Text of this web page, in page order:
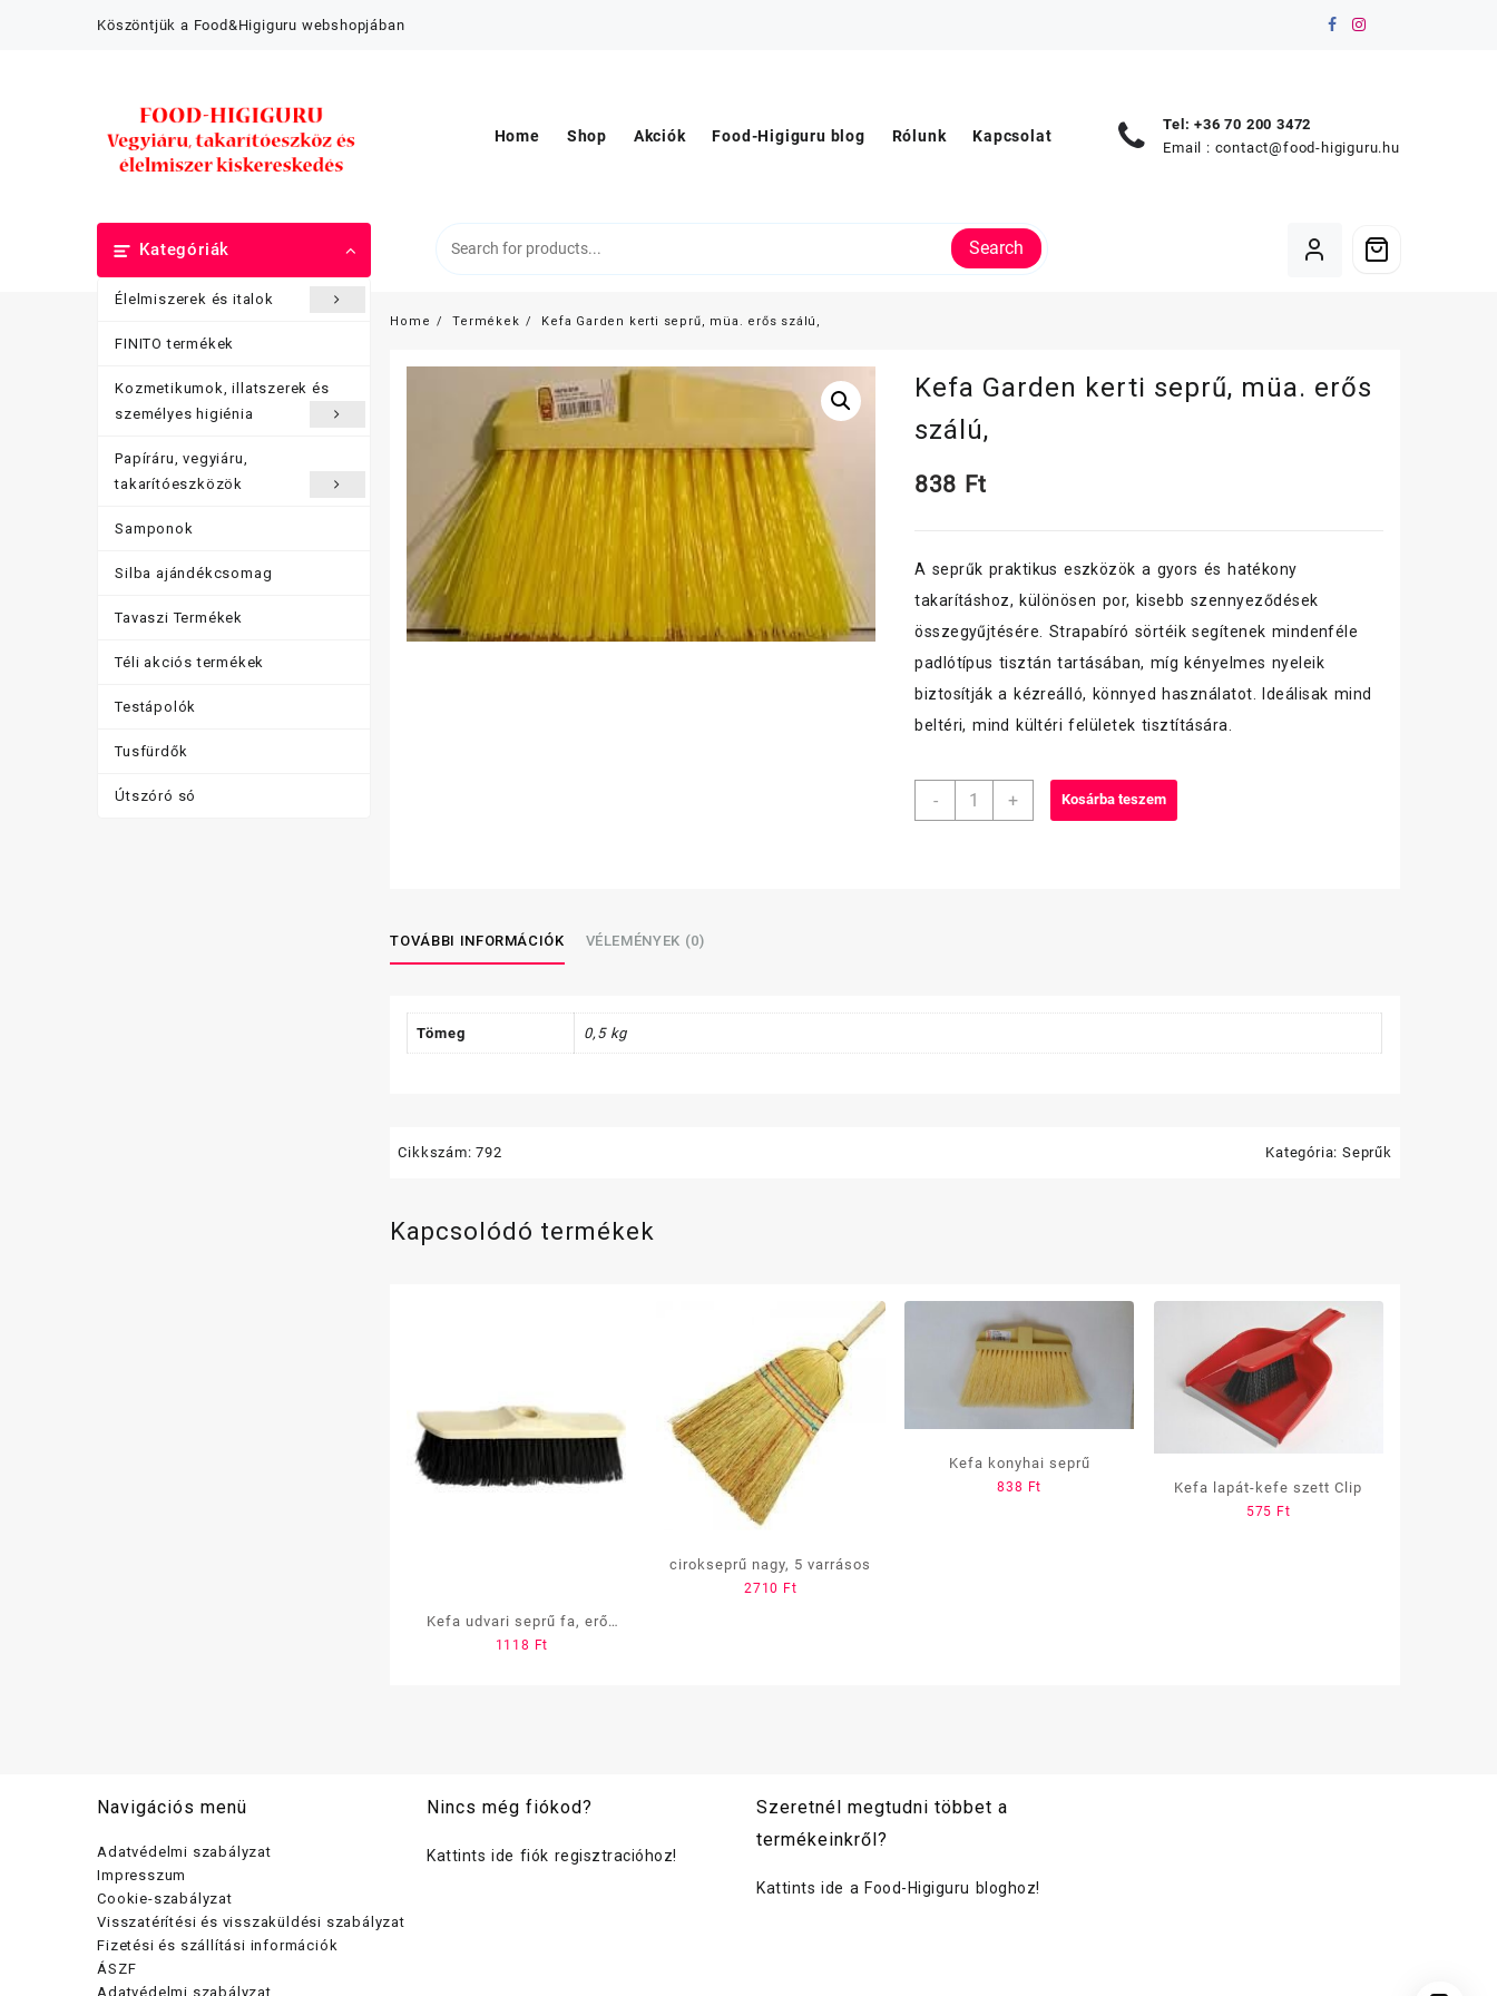
Köszöntjük a Food&Higiguru webshopjában
Home Shop Akciók Food-Higiguru blog Rólunk Kapcsolat
Tel: +36 70 200 3472
Email : contact@food-higiguru.hu
Kategóriák
Élelmiszerek és italok
FINITO termékek
Kozmetikumok, illatszerek és
személyes higiénia
Papíráru, vegyiáru,
takarítóeszközök
Samponok
Silba ajándékcsomag
Tavaszi Termékek
Téli akciós termékek
Testápolók
Tusfürdők
Útszóró só
Search
Home Termékek Kefa Garden kerti seprű, müa. erős szálú,
Kefa Garden kerti seprű, müa. erős
szálú,
838 Ft
A seprűk praktikus eszközök a gyors és hatékony
takarításhoz, különösen por, kisebb szennyeződések
összegyűjtésére. Strapabíró sörtéik segítenek mindenféle
padlótípus tisztán tartásában, míg kényelmes nyeleik
biztosítják a kézreálló, könnyed használatot. Ideálisak mind
beltéri, mind kültéri felületek tisztítására.
-
Kefa
+ Kosárba teszem
TOVÁBBI INFORMÁCIÓK VÉLEMÉNYEK (0)
Tömeg 0,5 kg
Cikkszám:792 Kategória: Seprűk
Kapcsolódó termékek
Kefa udvari seprű fa, erős
szállal, 40 cm
1118 Ft
cirokseprű nagy, 5 varrásos
2710 Ft
Kefa konyhai seprű
838 Ft Kefa lapát-kefe szett Clip
575 Ft
Navigációs menü
Adatvédelmi szabályzat
Impresszum
Cookie-szabályzat
Visszatérítési és visszaküldési szabályzat
Fizetési és szállítási információk
ÁSZF
Adatvédelmi szabályzat
Nincs még fiókod?
Kattints ide fiók regisztracióhoz!
Szeretnél megtudni többet a
termékeinkről?
Kattints ide a Food-Higiguru bloghoz!